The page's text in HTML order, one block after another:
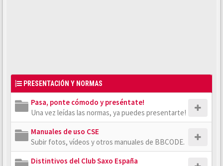
PRESENTACIÓN Y NORMAS
Pasa, ponte cómodo y preséntate!
Una vez leídas las normas, ya puedes presentarte!
Manuales de uso CSE
Subir fotos, vídeos y otros manuales de BBCODE.
Distintivos del Club Saxo España